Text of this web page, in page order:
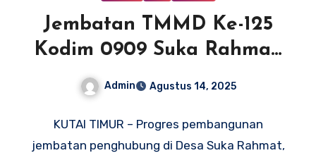
Jembatan TMMD Ke-125
Kodim 0909 Suka Rahmat:
Akses Ekonomi Makin
Admin Agustus 14, 2025
KUTAI TIMUR – Progres pembangunan
jembatan penghubung di Desa Suka Rahmat,